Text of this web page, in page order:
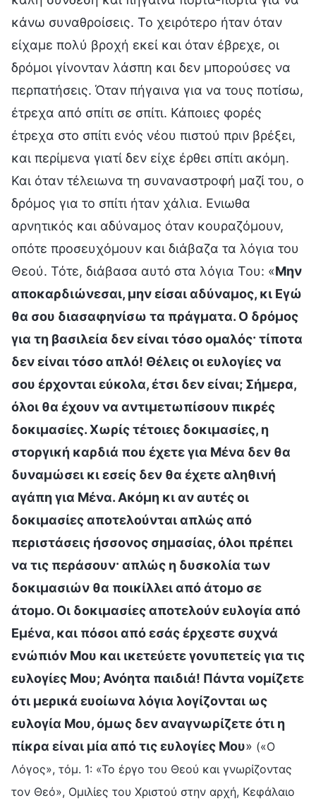
κάνω συναθροίσεις. Το χειρότερο ήταν όταν
είχαμε πολύ βροχή εκεί και όταν έβρεχε, οι
δρόμοι γίνονταν λάσπη και δεν μπορούσες να
περπατήσεις. Όταν πήγαινα για να τους ποτίσω,
έτρεχα από σπίτι σε σπίτι. Κάποιες φορές
έτρεχα στο σπίτι ενός νέου πιστού πριν βρέξει,
και περίμενα γιατί δεν είχε έρθει σπίτι ακόμη.
Και όταν τέλειωνα τη συναναστροφή μαζί του, ο
δρόμος για το σπίτι ήταν χάλια. Ενιωθα
αρνητικός και αδύναμος όταν κουραζόμουν,
οπότε προσευχόμουν και διάβαζα τα λόγια του
Θεού. Τότε, διάβασα αυτό στα λόγια Του: «Μην
αποκαρδιώνεσαι, μην είσαι αδύναμος, κι Εγώ
θα σου διασαφηνίσω τα πράγματα. Ο δρόμος
για τη βασιλεία δεν είναι τόσο ομαλός· τίποτα
δεν είναι τόσο απλό! Θέλεις οι ευλογίες να
σου έρχονται εύκολα, έτσι δεν είναι; Σήμερα,
όλοι θα έχουν να αντιμετωπίσουν πικρές
δοκιμασίες. Χωρίς τέτοιες δοκιμασίες, η
στοργική καρδιά που έχετε για Μένα δεν θα
δυναμώσει κι εσείς δεν θα έχετε αληθινή
αγάπη για Μένα. Ακόμη κι αν αυτές οι
δοκιμασίες αποτελούνται απλώς από
περιστάσεις ήσσονος σημασίας, όλοι πρέπει
να τις περάσουν· απλώς η δυσκολία των
δοκιμασιών θα ποικίλλει από άτομο σε
άτομο. Οι δοκιμασίες αποτελούν ευλογία από
Εμένα, και πόσοι από εσάς έρχεστε συχνά
ενώπιόν Μου και ικετεύετε γονυπετείς για τις
ευλογίες Μου; Ανόητα παιδιά! Πάντα νομίζετε
ότι μερικά ευοίωνα λόγια λογίζονται ως
ευλογία Μου, όμως δεν αναγνωρίζετε ότι η
πίκρα είναι μία από τις ευλογίες Μου» («Ο
Λόγος», τόμ. 1: «Το έργο του Θεού και γνωρίζοντας
τον Θεό», Ομιλίες του Χριστού στην αρχή, Κεφάλαιο